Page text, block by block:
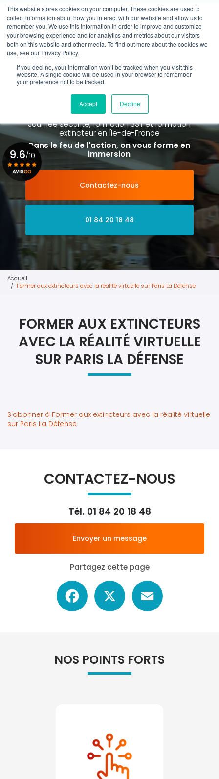
This website stores cookies on your computer. These cookies are used to
collect information about how you interact with our website and allow us to
remember you. We use this information in order to improve and customize
your browsing experience and for analytics and metrics about our visitors
both on this website and other media. To find out more about the cookies we
use, see our Privacy Policy.
If you decline, your information won’t be tracked when you visit this
website. A single cookie will be used in your browser to remember
your preference not to be tracked.
Accept Decline
Aller
au
contenu
principal
01 84 20 18 48
Rappel gratuit
Spécialiste de la formation SST et
de la Formation Incendie
à Paris La Défense depuis 2015
Journée sécurité, formation SST et formation
extincteuren Île-de-France
Dans le feu de l'action, on vous forme en
immersion
Contactez-nous
01 84 20 18 48
9.6/10
Voir le certificat
Accueil
Former aux extincteurs avec la réalité virtuelle sur Paris La Défense
FORMER AUX EXTINCTEURS
AVEC LA RÉALITÉ VIRTUELLE
SUR PARIS LA DÉFENSE
S'abonner à Former aux extincteurs avec la réalité virtuelle
sur Paris La Défense
CONTACTEZ-NOUS
Tél. 01 84 20 18 48
Envoyer un message
Partagez cette page
Facebook
NOS POINTS FORTS